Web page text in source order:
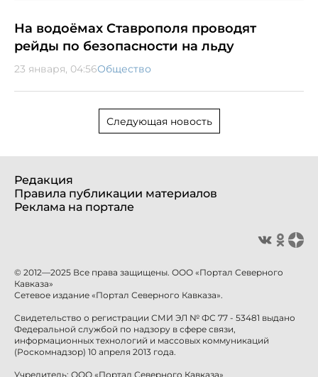
На водоёмах Ставрополя проводят
рейды по безопасности на льду
23 января, 04:56Общество
Следующая новость
Редакция
Правила публикации материалов
Реклама на портале
© 2012—2025 Все права защищены. ООО «Портал Северного
Кавказа»
Сетевое издание «Портал Северного Кавказа».
Свидетельство о регистрации СМИ ЭЛ № ФС 77 - 53481 выдано
Федеральной службой по надзору в сфере связи,
информационных технологий и массовых коммуникаций
(Роскомнадзор) 10 апреля 2013 года.
Учредитель: ООО «Портал Северного Кавказа»